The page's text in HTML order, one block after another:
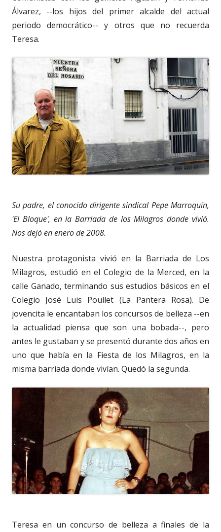
Álvarez, --los hijos del primer alcalde del actual
periodo democrático-- y otros que no recuerda
Teresa.
Su padre, el conocido dirigente sindical Pepe Marroquín,
'El Bloque', en la Barriada de los Milagros donde vivió.
Nos dejó en enero de 2008.
Nuestra protagonista vivió en la Barriada de Los
Milagros, estudió en el Colegio de la Merced, en la
calle Ganado, terminando sus estudios básicos en el
Colegio José Luis Poullet (La Pantera Rosa). De
jovencita le encantaban los concursos de belleza --en
la actualidad piensa que son una bobada--, pero
antes le gustaban y se presentó durante dos años en
uno que había en la Fiesta de los Milagros, en la
misma barriada donde vivían. Quedó la segunda.
Teresa en un concurso de belleza a finales de la